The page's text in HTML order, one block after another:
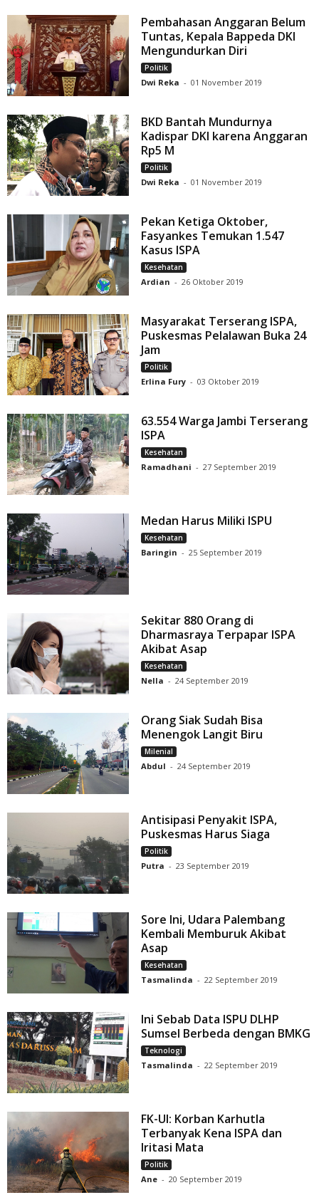
Pembahasan Anggaran Belum
Tuntas, Kepala Bappeda DKI
Mengundurkan Diri
Politik
Dwi Reka - 01 November 2019
BKD Bantah Mundurnya
Kadispar DKI karena Anggaran
Rp5 M
Politik
Dwi Reka - 01 November 2019
Pekan Ketiga Oktober,
Fasyankes Temukan 1.547
Kasus ISPA
Kesehatan
Ardian - 26 Oktober 2019
Masyarakat Terserang ISPA,
Puskesmas Pelalawan Buka 24
Jam
Politik
Erlina Fury - 03 Oktober 2019
63.554 Warga Jambi Terserang
ISPA
Kesehatan
Ramadhani - 27 September 2019
Medan Harus Miliki ISPU
Kesehatan
Baringin - 25 September 2019
Sekitar 880 Orang di
Dharmasraya Terpapar ISPA
Akibat Asap
Kesehatan
Nella - 24 September 2019
Orang Siak Sudah Bisa
Menengok Langit Biru
Milenial
Abdul - 24 September 2019
Antisipasi Penyakit ISPA,
Puskesmas Harus Siaga
Politik
Putra - 23 September 2019
Sore Ini, Udara Palembang
Kembali Memburuk Akibat
Asap
Kesehatan
Tasmalinda - 22 September 2019
Ini Sebab Data ISPU DLHP
Sumsel Berbeda dengan BMKG
Teknologi
Tasmalinda - 22 September 2019
FK-UI: Korban Karhutla
Terbanyak Kena ISPA dan
Iritasi Mata
Politik
Ane - 20 September 2019